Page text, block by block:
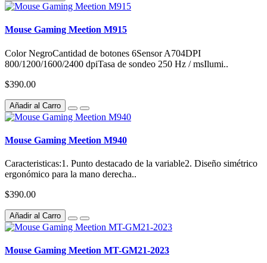
Mouse Gaming Meetion M915
Color NegroCantidad de botones 6Sensor A704DPI
800/1200/1600/2400 dpiTasa de sondeo 250 Hz / msIlumi..
$390.00
Añadir al Carro
Mouse Gaming Meetion M940
Caracteristicas:1. Punto destacado de la variable2. Diseño simétrico
ergonómico para la mano derecha..
$390.00
Añadir al Carro
Mouse Gaming Meetion MT-GM21-2023